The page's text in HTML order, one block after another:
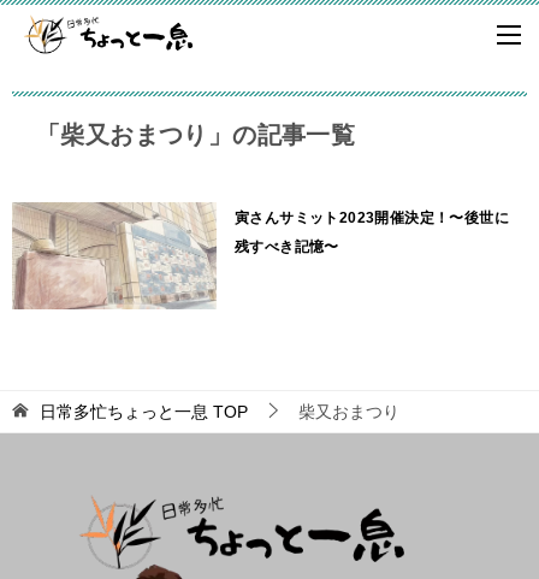
「柴又おまつり」の記事一覧
寅さんサミット2023開催決定！〜後世に
残すべき記憶〜
日常多忙ちょっと一息 TOP 柴又おまつり